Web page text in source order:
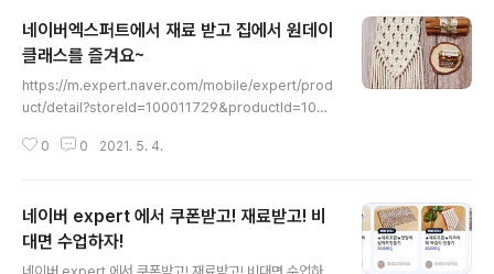
네이버엑스퍼트에서 재료 받고 집에서 원데이
클래스를 즐겨요~
https://m.expert.naver.com/mobile/expert/prod
uct/detail?storeId=100011729&productId=1000
★ : 네이버 eXpert 엑스퍼트: 입문자 대상으로 마크라메
ile/expert/product/detail?storeId=100011729&
productId=100036202 허니 마크라메 벽걸이 만들기
★DIY재료포함★ : 네이버 eXpert 엑스퍼트: 입문자 대
0 0 2021. 5. 4.
네이버 expert 에서 쿠폰받고! 재료받고! 비
대면 수업하자!